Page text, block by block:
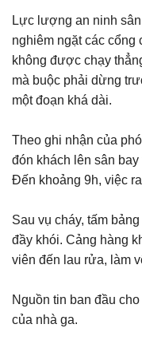
Lực lượng an ninh
nghiêm ngặt các cổng
không được chạy
mà buộc phải dừng
một đoạn khá dài.
Theo ghi nhận của
đón khách lên sân
Đến khoảng 9h, việc
Sau vụ cháy, tấm
đầy khói. Cảng hàng
viên đến lau rửa, làm
Nguồn tin ban đầu
của nhà ga.